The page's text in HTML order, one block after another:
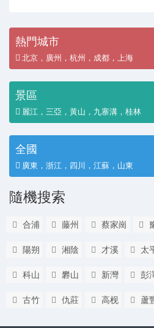
熱門城市
北京，廣州，杭州，成都，上海
景區
麗江，三亞，黃山，九寨溝，桂林
全國
廣東，浙江，四川，江蘇，山東
隨機搜索
合浦 藤州 蔡家崗
陽朔 湘陰 才溪 太
科山 礬山 新灣 彭
古竹 仇莊 高枧 蘆